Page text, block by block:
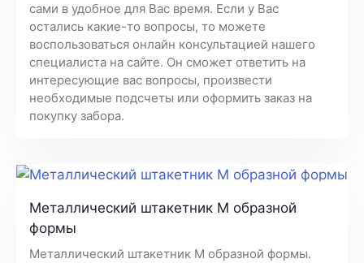
сами в удобное для Вас время. Если у Вас
остались какие-то вопросы, то можете
воспользоваться онлайн консультацией нашего
специалиста на сайте. Он сможет ответить на
интересующие вас вопросы, произвести
необходимые подсчеты или оформить заказ на
покупку забора.
Металлический штакетник М образной
формы
Металлический штакетник М образной формы.